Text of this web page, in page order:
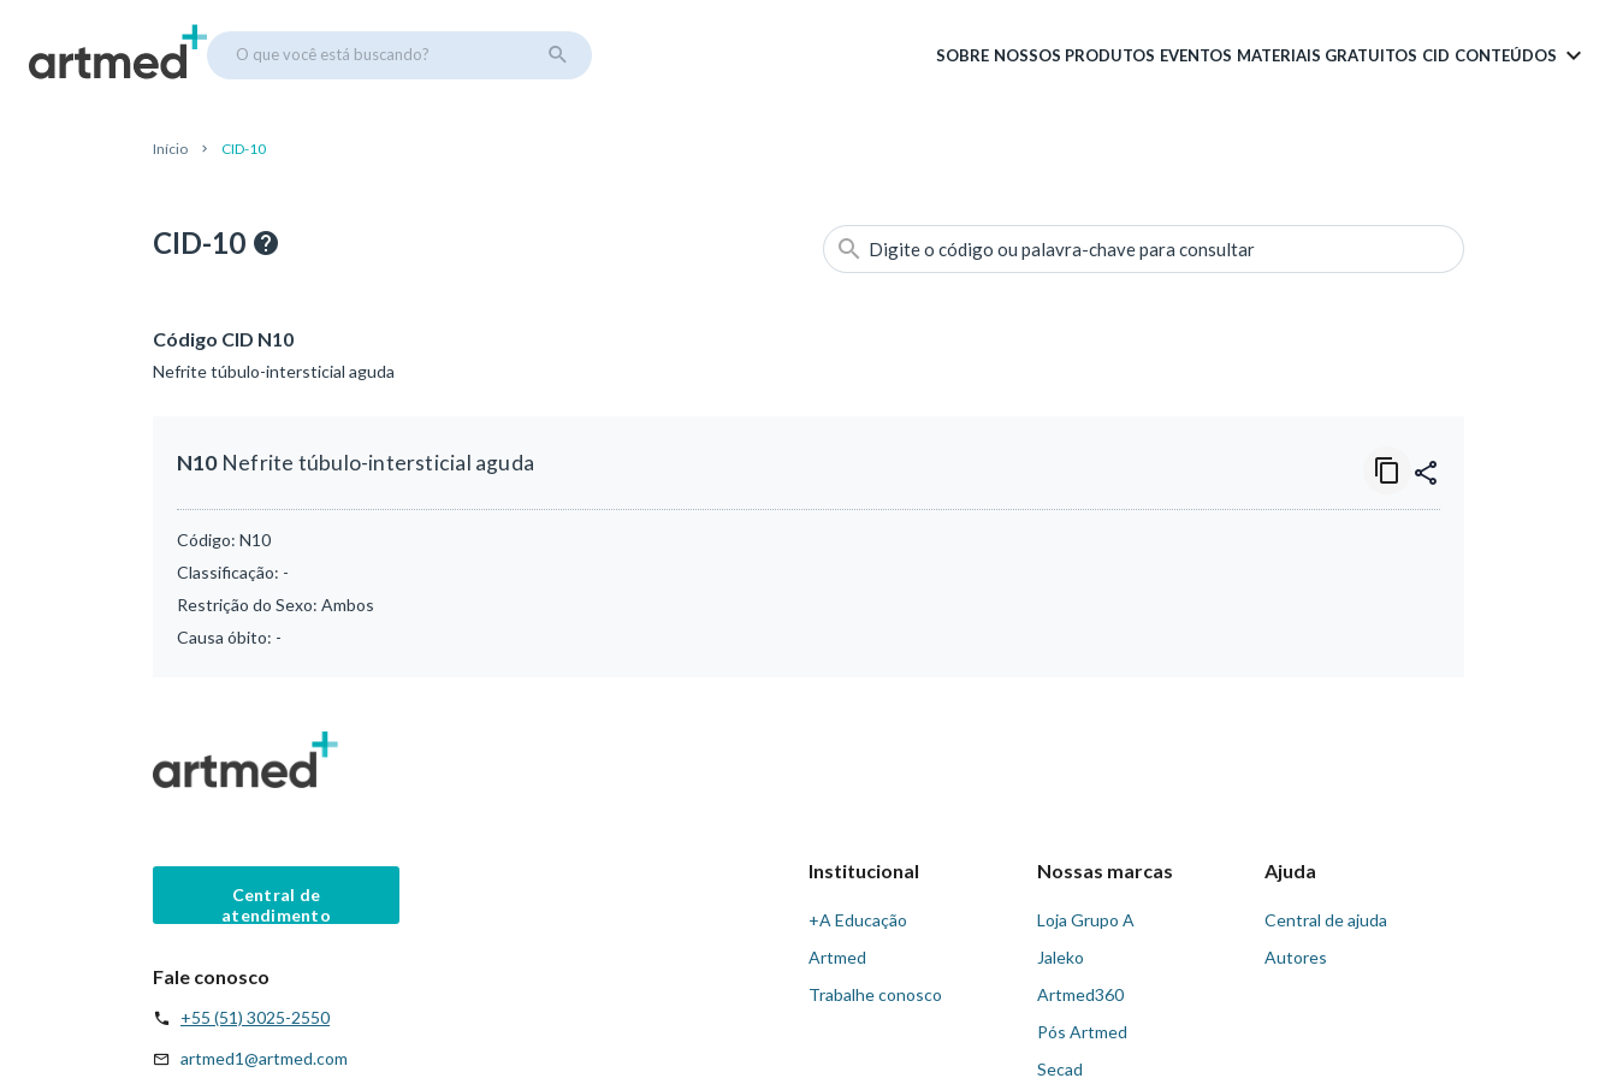
O que você está buscando? SOBRE NOSSOS PRODUTOS EVENTOS MATERIAIS GRATUITOS CID CONTEÚDOS
Início CID-10
CID-10 Digite o código ou palavra-chave para consultar
Código CID N10
Nefrite túbulo-intersticial aguda
N10Nefrite túbulo-intersticial aguda
Código: N10
Classificação: -
Restrição do Sexo: Ambos
Causa óbito: -
Central de
atendimento
Fale conosco
+55 (51) 3025-2550
artmed1@artmed.com
Institucional
+A Educação
Artmed
Trabalhe conosco
Nossas marcas
Loja Grupo A
Jaleko
Artmed360
Pós Artmed
Secad
Ajuda
Central de ajuda
Autores